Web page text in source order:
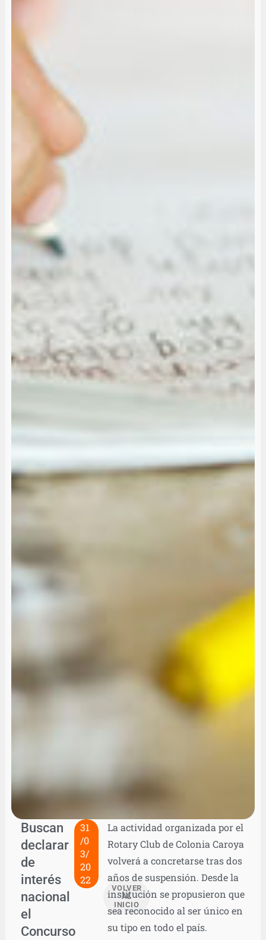
Buscan
declarar
de
interés
nacional
el
Concurso
31
/0
3/
20
22
VOLVER
AL
INICIO
La actividad organizada por el
Rotary Club de Colonia Caroya
volverá a concretarse tras dos
años de suspensión. Desde la
institución se propusieron que
sea reconocido al ser único en
su tipo en todo el país.